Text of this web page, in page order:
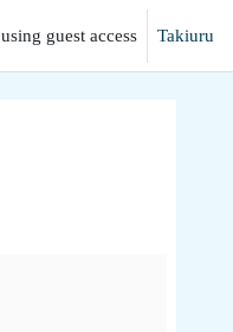
guest access Takiuru